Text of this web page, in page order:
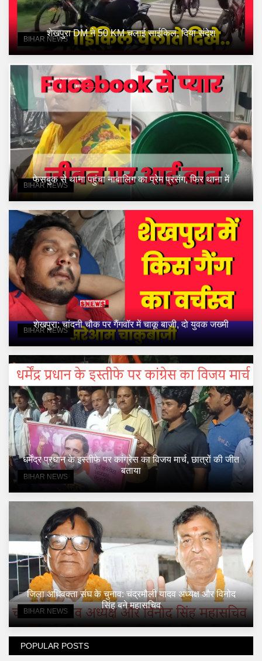
BIHAR NEWS
शेखपुरा DM ने 50 KM चलाई साईकिल, दिया संदेश
BIHAR NEWS
फेसबुक से थाना पहुंचा नाबालिग का प्रेम प्रसंग, फिर थाना में
BIHAR NEWS
शेखपुरा: चांदनी चौक पर गैंगवॉर में चाकू बाजी, दो युवक जख्मी
BIHAR NEWS
धर्मेंद्र प्रधान के इस्तीफे पर कांग्रेस का विजय मार्च, छात्रों की जीत
बताया
BIHAR NEWS
जिला अधिवक्ता संघ के चुनाव: चंद्रमौली यादव अध्यक्ष और विनोद
सिंह बने महासचिव
POPULAR POSTS